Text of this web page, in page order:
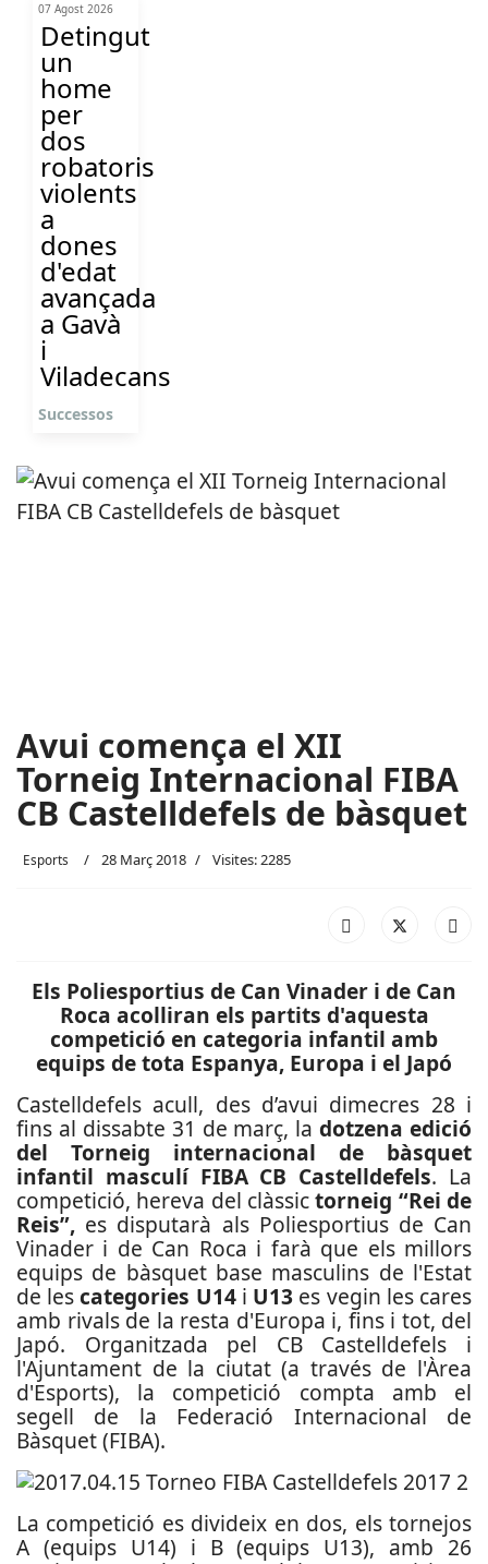
07 Agost 2026
Detingut
un
home
per
dos
robatoris
violents
a
dones
d'edat
avançada
a Gavà
i
Viladecans
Successos
Avui comença el XII
Torneig Internacional FIBA
CB Castelldefels de bàsquet
Esports 28 Març 2018 Visites: 2285
Els Poliesportius de Can Vinader i de Can
Roca acolliran els partits d'aquesta
competició en categoria infantil amb
equips de tota Espanya, Europa i el Japó
Castelldefels acull, des d’avui dimecres 28 i
fins al dissabte 31 de març, ladotzena edició
del Torneig internacional de bàsquet
infantil masculí FIBA CB Castelldefels. La
competició, hereva del clàssictorneig “Rei de
Reis”, es disputarà als Poliesportius de Can
Vinader i de Can Roca i farà que els millors
equips de bàsquet base masculins de l'Estat
de lescategories U14i U13 es vegin les cares
amb rivals de la resta d'Europa i, fins i tot, del
Japó. Organitzada pel CB Castelldefels i
l'Ajuntament de la ciutat (a través de l'Àrea
d'Esports), la competició compta amb el
segell de la Federació Internacional de
Bàsquet (FIBA).
La competició es divideix en dos, els tornejos
A (equips U14) i B (equips U13), amb 26